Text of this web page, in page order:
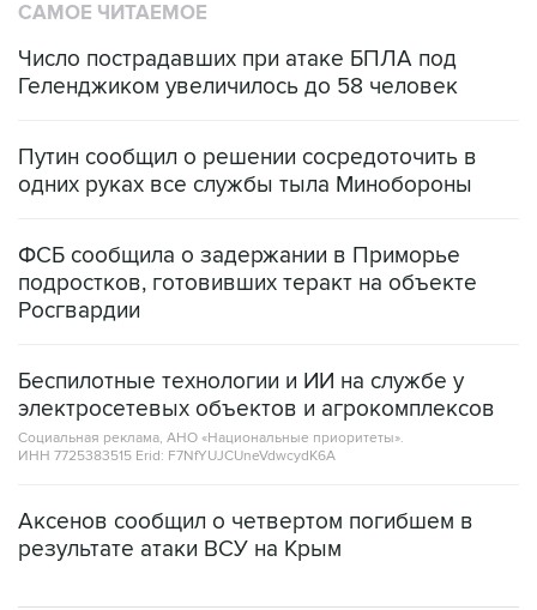
САМОЕ ЧИТАЕМОЕ
Число пострадавших при атаке БПЛА под
Геленджиком увеличилось до 58 человек
Путин сообщил о решении сосредоточить в
одних руках все службы тыла Минобороны
ФСБ сообщила о задержании в Приморье
подростков, готовивших теракт на объекте
Росгвардии
Беспилотные технологии и ИИ на службе у
электросетевых объектов и агрокомплексов
Социальная реклама, АНО «Национальные приоритеты».
ИНН 7725383515 Erid: F7NfYUJCUneVdwcydK6A
Аксенов сообщил о четвертом погибшем в
результате атаки ВСУ на Крым